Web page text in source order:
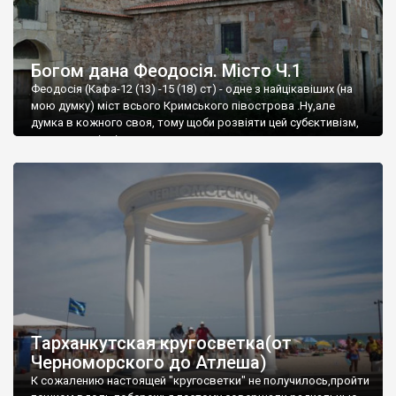
Богом дана Феодосія. Місто Ч.1
Феодосія (Кафа-12 (13) -15 (18) ст) - одне з найцікавіших (на
мою думку) міст всього Кримського півострова .Ну,але
думка в кожного своя, тому щоби розвіяти цей субєктивізм,
запрошую відвідати це
Тарханкутская кругосветка(от
Черноморского до Атлеша)
К сожалению настоящей "кругосветки" не получилось,пройти